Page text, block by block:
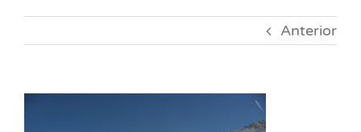
Anterior